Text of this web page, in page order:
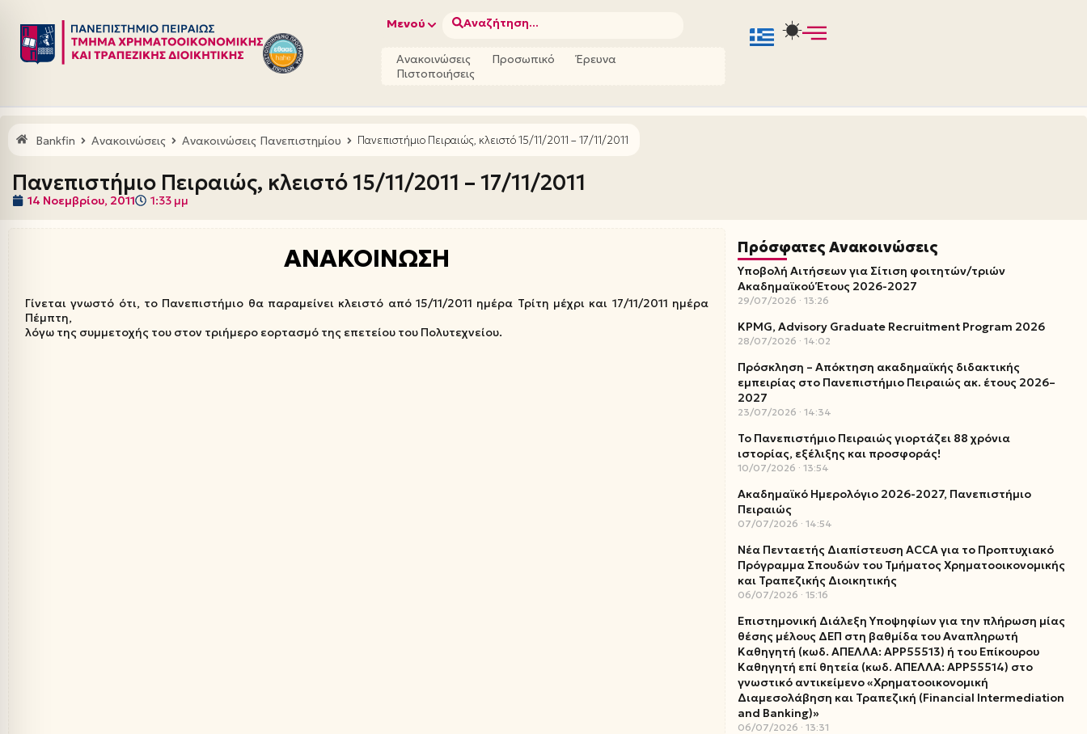
Μεταπηδήστε
στο
Μενού Αναζήτηση...
Ανακοινώσεις Προσωπικό
Έρευνα
Πιστοποιήσεις
Bankfin Ανακοινώσεις Ανακοινώσεις Πανεπιστημίου Πανεπιστήμιο Πειραιώς, κλειστό 15/11/2011 – 17/11/2011
Πανεπιστήμιο Πειραιώς, κλειστό 15/11/2011 – 17/11/2011
14 Νοεμβρίου, 2011 1:33 μμ
ΑΝΑΚΟΙΝΩΣΗ
Γίνεται γνωστό ότι, το Πανεπιστήμιο θα παραμείνει κλειστό από 15/11/2011 ημέρα Τρίτη μέχρι και 17/11/2011 ημέρα
Πέμπτη,
λόγω της συμμετοχής του στον τριήμερο εορτασμό της επετείου του Πολυτεχνείου.
Πρόσφατες Ανακοινώσεις
Υποβολή Αιτήσεων για Σίτιση φοιτητών/τριών
Ακαδημαϊκού Έτους 2026-2027
29/07/2026 13:26
KPMG, Advisory Graduate Recruitment Program 2026
28/07/2026 14:02
Πρόσκληση – Απόκτηση ακαδημαϊκής διδακτικής
εμπειρίας στο Πανεπιστήμιο Πειραιώς ακ. έτους 2026–
2027
23/07/2026 14:34
Το Πανεπιστήμιο Πειραιώς γιορτάζει 88 χρόνια
ιστορίας, εξέλιξης και προσφοράς!
10/07/2026 13:54
Ακαδημαϊκό Ημερολόγιο 2026-2027, Πανεπιστήμιο
Πειραιώς
07/07/2026 14:54
Νέα Πενταετής Διαπίστευση ACCA για το Προπτυχιακό
Πρόγραμμα Σπουδών του Τμήματος Χρηματοοικονομικής
και Τραπεζικής Διοικητικής
06/07/2026 15:16
Επιστημονική Διάλεξη Υποψηφίων για την πλήρωση μίας
θέσης μέλους ΔΕΠ στη βαθμίδα του Αναπληρωτή
Καθηγητή (κωδ. ΑΠΕΛΛΑ: ΑΡΡ55513) ή του Επίκουρου
Καθηγητή επί θητεία (κωδ. ΑΠΕΛΛΑ: ΑΡΡ55514) στο
γνωστικό αντικείμενο «Χρηματοοικονομική
Διαμεσολάβηση και Τραπεζική (Financial Intermediation
and Banking)»
06/07/2026 13:31